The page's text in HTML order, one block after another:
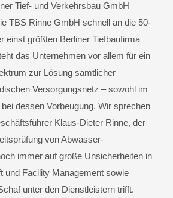
Tief- und Verkehrsbau GmbH
TBS Rinne GmbH schnell an die 50-
einst größten Berliner Tiefbaufirma
das Unternehmen vor allem für ein
zur Lösung sämtlicher
Versorgungsnetz – sowohl im
dessen Vorbeugung. Wir sprechen
Klaus-Dieter Rinne, der
von Abwasser-
immer auf große Unsicherheiten in
und Facility Management sowie
unter den Dienstleistern trifft.